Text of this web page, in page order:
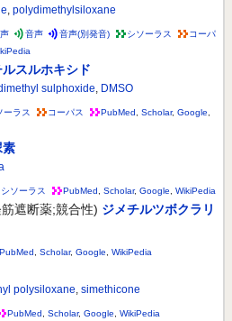
, polydimethylsiloxane
音声 音声(別発音) シソーラス
コーパ
ルスルホキシド
sulphoxide, DMSO
ーラス コーパス PubMed Scholar, Google
素
シソーラス PubMed Scholar, Google WikiPedia
遮断薬;競合性) ジメチルツボクラリ
PubMed Scholar, Google WikiPedia
polysiloxane, simethicone
PubMed Scholar, Google WikiPedia